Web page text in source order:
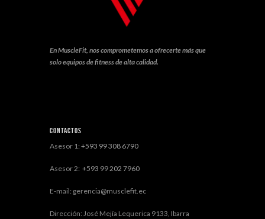
En MuscleFit, nos comprometemos a ofrecerte más que
solo equipos de fitness de alta calidad.
Contactos
Asesor 1: +593 99 308 6790
Asesor 2: +593 99 202 7960
E-mail: gerencia@musclefit.ec
Dirección: José Mejía Lequerica 9133, Ibarra